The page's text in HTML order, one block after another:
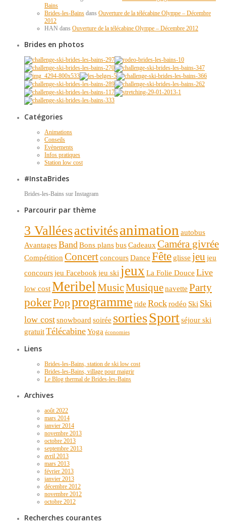
Bains
Brides-les-Bains dans Ouverture de la télécabine Olympe – Décembre
2012
HAN dans Ouverture de la télécabine Olympe – Décembre 2012
Brides en photos
Catégories
Animations
Conseils
Evènements
Infos pratiques
Station low cost
#InstaBrides
Brides-les-Bains sur Instagram
Parcourir par thème
3 Valléesactivitésanimation autobus
AvantagesBandBons plansbusCadeaux Caméra givrée
Compétition ConcertconcoursDance Fête glisse jeu jeu
concoursjeu Facebook jeu ski jeuxLa Folie Douce Live
low costMeribelMusicMusiquenavette Party
pokerPopprogramme ride Rockrodéo Ski Ski
low costsnowboard soirée sortiesSportséjour ski
gratuitTélécabineYoga économies
Liens
Brides-les-Bains, station de ski low cost
Brides-les-Bains, village pour maigrir
Le Blog thermal de Brides-les-Bains
Archives
août 2022
mars 2014
janvier 2014
novembre 2013
octobre 2013
septembre 2013
avril 2013
mars 2013
février 2013
janvier 2013
décembre 2012
novembre 2012
octobre 2012
Recherches courantes